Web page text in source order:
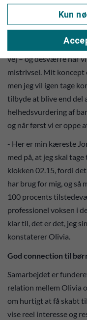
da også her, at hun
- Jeg synes, at det er
bor. Give er jo også en
vej – og desværre har
mistrivsel. Mit koncept
men jeg vil igen tage
tilbyde at blive end del
helhedsvurdering af
og når først vi er oppe
- Her er min kæreste
med på, at jeg skal
klokken 02.15, fordi
har brug for mig, og så
100 procents
professionel voksen i
klar til, det er det, jeg
konstaterer Olivia.
God connection til
Samarbejdet er
relation mellem Olivia
om hurtigt at få skabt
vise reel interesse og
Kun